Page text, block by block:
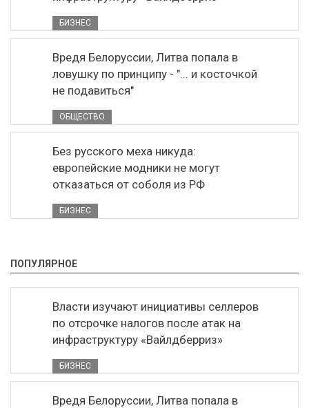
БИЗНЕС
Вредя Белоруссии, Литва попала в
ловушку по принципу - "... и косточкой
не подавиться"
ОБЩЕСТВО
Без русского меха никуда:
европейские модники не могут
отказаться от соболя из РФ
БИЗНЕС
ПОПУЛЯРНОЕ
Власти изучают инициативы селлеров
по отсрочке налогов после атак на
инфраструктуру «Вайлдберриз»
БИЗНЕС
Вредя Белоруссии, Литва попала в